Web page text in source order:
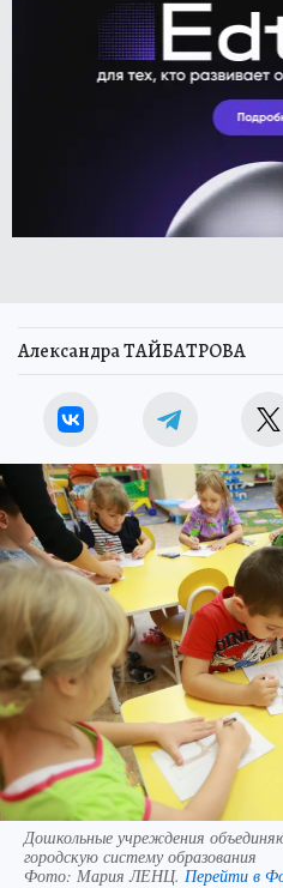
Александра ТАЙБАТРОВА
Дошкольные учреждения
городскую систему образования
Фото: Мария ЛЕНЦ. Перейти в